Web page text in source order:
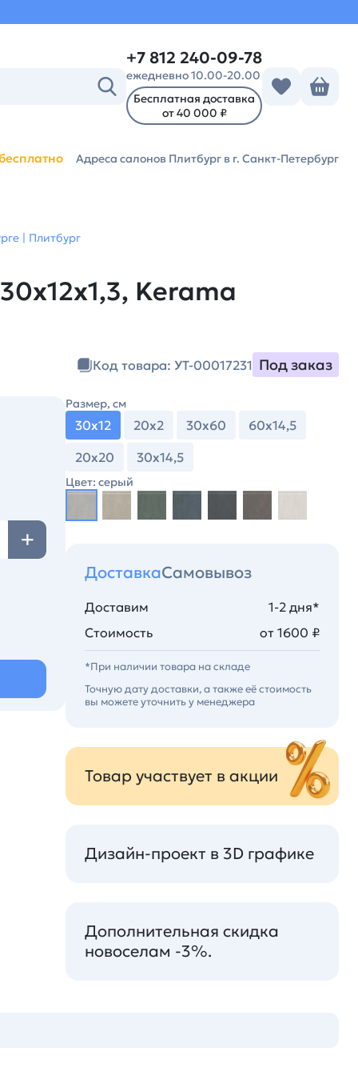
+7 812 240-09-78
ежедневно 10.00-20.00
Бесплатная доставка
от 40 000 ₽
Адреса салонов Плитбург в г. Санкт-Петербург
| Плитбург
Kerama
Код товара: УТ-00017231 Под заказ
Размер, см
30х12 20х2 30х60
60х14,5
20х20
30х14,5
Цвет: серый
ДоставкаСамовывоз
Доставим
1-2 дня*
Стоимость
от 1600 ₽
*При наличии товара на складе
Точную дату доставки, а также её стоимость
вы можете уточнить у менеджера
Товар участвует в акции
Дизайн-проект в 3D графике
Дополнительная скидка
новоселам -3%.